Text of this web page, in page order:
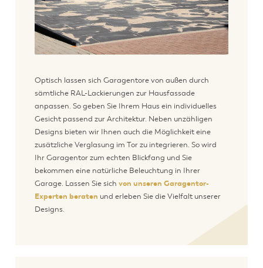
Optisch lassen sich Garagentore von außen durch
sämtliche RAL-Lackierungen zur Hausfassade
anpassen. So geben Sie Ihrem Haus ein individuelles
Gesicht passend zur Architektur. Neben unzähligen
Designs bieten wir Ihnen auch die Möglichkeit eine
zusätzliche Verglasung im Tor zu integrieren. So wird
Ihr Garagentor zum echten Blickfang und Sie
bekommen eine natürliche Beleuchtung in Ihrer
Garage. Lassen Sie sichvon unseren Garagentor-
Experten beraten und erleben Sie die Vielfalt unserer
Designs.